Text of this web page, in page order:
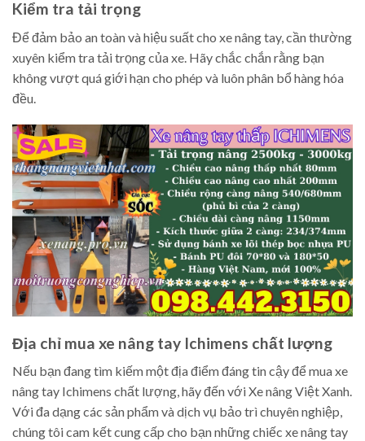
Kiểm tra tải trọng
Để đảm bảo an toàn và hiệu suất cho xe nâng tay, cần thường
xuyên kiểm tra tải trọng của xe. Hãy chắc chắn rằng bạn
không vượt quá giới hạn cho phép và luôn phân bổ hàng hóa
đều.
Địa chỉ mua xe nâng tay Ichimens chất lượng
Nếu bạn đang tìm kiếm một địa điểm đáng tin cậy để mua xe
nâng tay Ichimens chất lượng, hãy đến với Xe nâng Việt Xanh.
Với đa dạng các sản phẩm và dịch vụ bảo trì chuyên nghiệp,
chúng tôi cam kết cung cấp cho bạn những chiếc xe nâng tay